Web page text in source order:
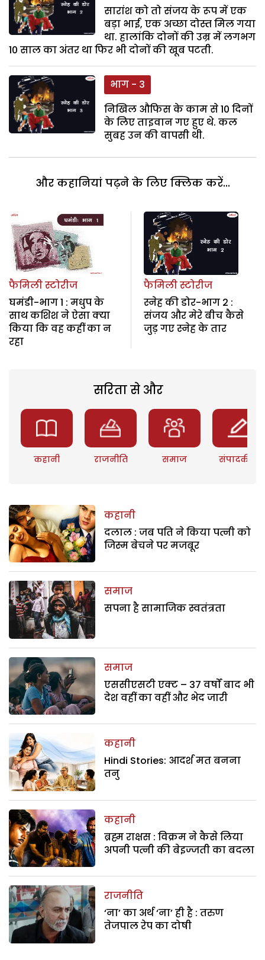
सारांश को तो संजय के रूप में एक
बड़ा भाई, एक अच्छा दोस्त मिल गया
था. हालांकि दोनों की उम्र में लगभग
10 साल का अंतर था फिर भी दोनों की खूब पटती.
भाग - 3
निखिल औफिस के काम से 10 दिनों
के लिए ताइवान गए हुए थे. कल
सुबह उन की वापसी थी.
और कहानियां पढ़ने के लिए क्लिक करें...
फैमिली स्टोरीज
घमंडी-भाग 1 : मधुप के
साथ कशिश ने ऐसा क्या
किया कि वह कहीं का न
रहा
फैमिली स्टोरीज
स्नेह की डोर-भाग 2 :
संजय और मेरे बीच कैसे
जुड़ गए स्नेह के तार
सरिता से और
कहानी राजनीति समाज संपादकीय
कहानी
दलाल : जब पति ने किया पत्नी को
जिस्म बेचने पर मजबूर
समाज
सपना है सामाजिक स्वतंत्रता
समाज
एससीएसटी एक्ट – 37 वर्षों बाद भी
देश वहीं का वहीं और भेद जारी
कहानी
Hindi Stories: आदर्श मत बनना
तनु
कहानी
ब्रह्म राक्षस : विक्रम ने कैसे लिया
अपनी पत्नी की बेइज्जती का बदला
राजनीति
‘ना’ का अर्थ ‘ना’ ही है : तरुण
तेजपाल रेप का दोषी